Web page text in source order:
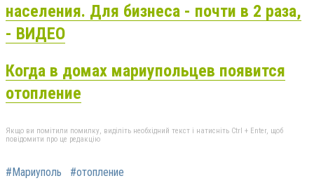
населения. Для бизнеса - почти в 2 раза,
- ВИДЕО
Когда в домах мариупольцев появится
отопление
Якщо ви помітили помилку, виділіть необхідний текст і натисніть Ctrl + Enter, щоб
повідомити про це редакцію
#Мариуполь #отопление